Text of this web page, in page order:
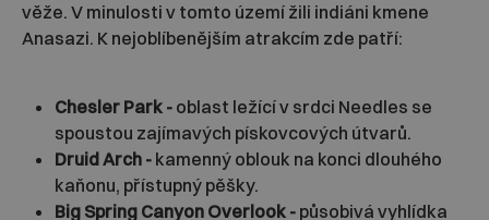
věže. V minulosti v tomto území žili indiáni kmene
Anasazi. K nejoblíbenějším atrakcím zde patří:
Chesler Park - oblast ležící v srdci Needles se
spoustou zajímavých pískovcových útvarů.
Druid Arch - kamenný oblouk na konci dlouhého
kaňonu, přístupný pěšky.
Big Spring Canyon Overlook - působivá vyhlídka